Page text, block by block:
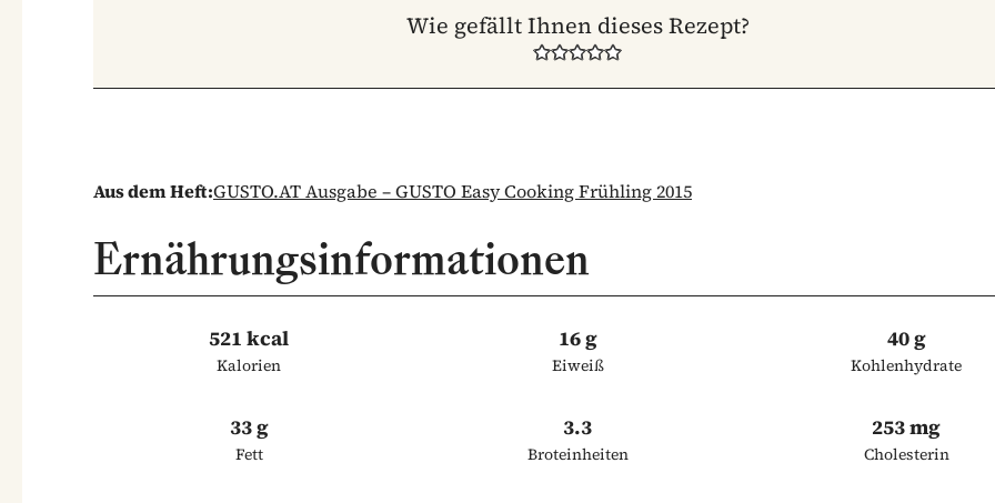
Wie gefällt Ihnen dieses Rezept?
Aus dem Heft:GUSTO.AT Ausgabe – GUSTO Easy Cooking Frühling 2015
Ernährungsinformationen
521 kcal
Kalorien
16 g
Eiweiß
40 g
Kohlenhydrate
33 g
Fett
3.3
Broteinheiten
253 mg
Cholesterin